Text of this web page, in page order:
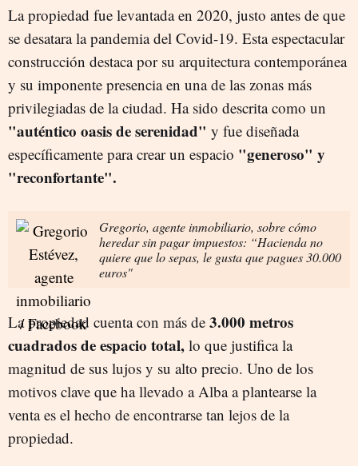
La propiedad fue levantada en 2020, justo antes de que
se desatara la pandemia del Covid-19. Esta espectacular
construcción destaca por su arquitectura contemporánea
y su imponente presencia en una de las zonas más
privilegiadas de la ciudad. Ha sido descrita como un
"auténtico oasis de serenidad" y fue diseñada
específicamente para crear un espacio "generoso" y
"reconfortante".
Gregorio, agente inmobiliario, sobre cómo
heredar sin pagar impuestos: “Hacienda no
quiere que lo sepas, le gusta que pagues 30.000
euros"
La propiedad cuenta con más de 3.000 metros
cuadrados de espacio total, lo que justifica la
magnitud de sus lujos y su alto precio. Uno de los
motivos clave que ha llevado a Alba a plantearse la
venta es el hecho de encontrarse tan lejos de la
propiedad.